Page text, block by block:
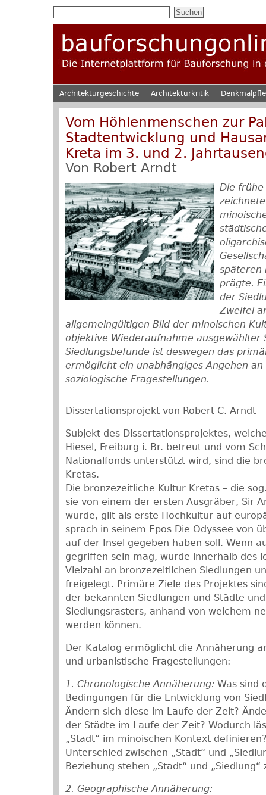
Architekturgeschichte Architekturkritik
Vom Höhlenmenschen zur
Stadtentwicklung und
Kreta im 3. und 2.
Von Robert Arndt
Die frühe
späteren
prägte.
der
Zweifel
allgemeingültigen Bild der minoischen
objektive Wiederaufnahme ausgewählter
Siedlungsbefunde ist deswegen das
ermöglicht ein unabhängiges Angehen an
soziologische Fragestellungen.
Dissertationsprojekt von Robert C. Arndt
Subjekt des Dissertationsprojektes,
Hiesel, Freiburg i. Br. betreut und vom
Nationalfonds unterstützt wird, sind die
Kretas.
Die bronzezeitliche Kultur Kretas – die
sie von einem der ersten Ausgräber, Sir
wurde, gilt als erste Hochkultur auf
sprach in seinem Epos Die Odyssee von
auf der Insel gegeben haben soll. Wenn
gegriffen sein mag, wurde innerhalb des
Vielzahl an bronzezeitlichen Siedlungen
freigelegt. Primäre Ziele des Projektes
der bekannten Siedlungen und Städte
Siedlungsrasters, anhand von welchem
werden können.
Der Katalog ermöglicht die Annäherung
und urbanistische Fragestellungen:
1. Chronologische Annäherung: Was sind
Bedingungen für die Entwicklung von
Ändern sich diese im Laufe der Zeit?
der Städte im Laufe der Zeit? Wodurch
„Stadt“ im minoischen Kontext
Unterschied zwischen „Stadt“ und
Beziehung stehen „Stadt“ und „Siedlung“
2. Geographische Annäherung: